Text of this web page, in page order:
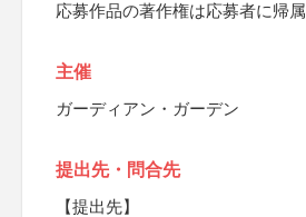
応募作品の著作権は応募者に帰属
主催
ガーディアン・ガーデン
提出先・問合先
【提出先】